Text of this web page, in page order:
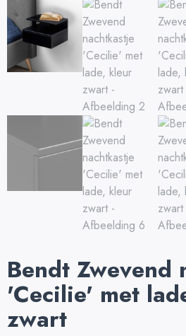
Bendt Zwevend
'Cecilie' met
zwart